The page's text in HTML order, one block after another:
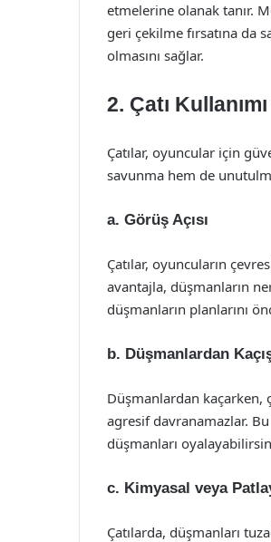
etmelerine olanak tanır.
geri çekilme fırsatına da
olmasını sağlar.
2. Çatı
Çatılar, oyuncular için
savunma hem de
a. Görüş Açısı
Çatılar, oyuncuların
avantajla, düşmanların
düşmanların planlarını
b. Düşmanlardan
Düşmanlardan kaçarken,
agresif davranamazlar.
düşmanları
c. Kimyasal veya
Çatılarda, düşmanları